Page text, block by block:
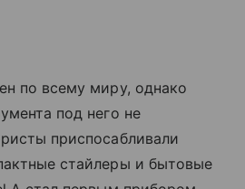
по всему миру, однако
под него не
приспосабливали
стайлеры и бытовые